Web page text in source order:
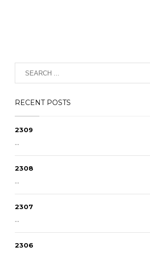
RECENT POSTS
2309
...
2308
...
2307
...
2306